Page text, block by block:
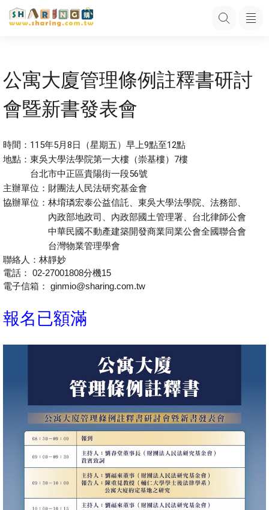
公寓大廈管理條例註釋書研討
會暨新書發表會
時間：115年5月8日（星期五）早上9點至12點
地點：東吳大學法學院第一大樓（崇基樓）7樓
台北市中正區貴陽街一段56號
主辦單位：財團法人民法研究基金會
協辦單位：林堉璘宏泰公益信託、東吳大學法學院、法務部、
內政部地政司、內政部國土管理署、台北律師公會
中華民國不動產建築開發商業同業公會全國聯合會
台灣物業管理學會
聯絡人：林靜妙
電話： 02-27001808分機15
電子信箱： ginmio@sharing.com.tw
報名已額滿